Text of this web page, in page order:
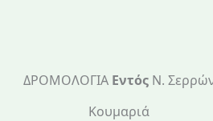
ΔΡΟΜΟΛΟΓΙΑ ΕντόςΝ.
Κουμαριά